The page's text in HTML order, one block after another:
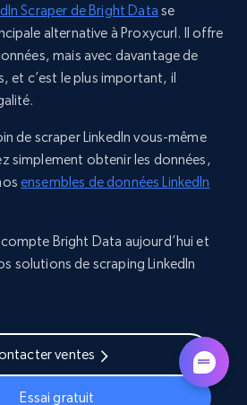
Scraper de Bright Data se
alternative à Proxycurl. Il offre
mais avec davantage de
et c’est le plus important, il
de scraper LinkedIn vous-même
simplement obtenir les données,
ensembles de données LinkedIn
Bright Data aujourd’hui et
solutions de scraping LinkedIn
ventes
Essai gratuit